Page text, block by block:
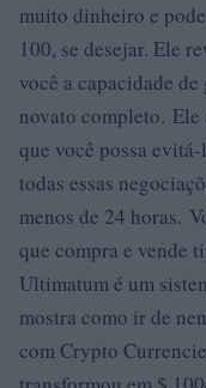
muito dinheiro e
100, se desejar. Ele
você a capacidade
novato completo. Ele
que você possa
todas essas
menos de 24 horas.
que compra e vende
Ultimatum é um
mostra como ir de
com Crypto